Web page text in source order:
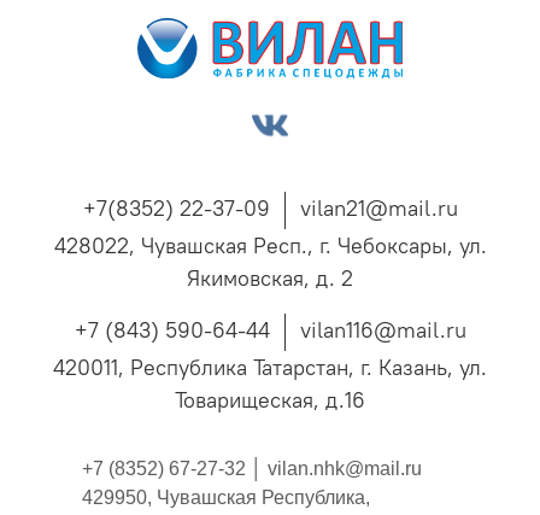
+7(8352) 22-37-09
vilan21@mail.ru
428022, Чувашская Респ., г. Чебоксары, ул.
Якимовская, д. 2
+7 (843) 590-64-44
vilan116@mail.ru
420011, Республика Татарстан, г. Казань, ул.
Товарищеская, д.16
+7 (8352) 67-27-32 │ vilan.nhk@mail.ru
429950, Чувашская Республика,